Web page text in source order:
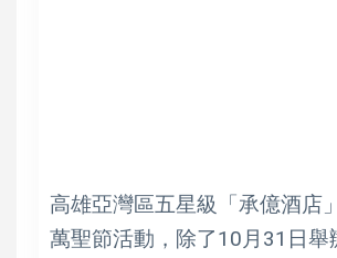
高雄亞灣區五星級「承億酒店
萬聖節活動，除了10月31日舉